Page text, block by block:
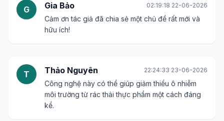
G Gia Bảo 02:19:18 22-06-2026
Cảm ơn tác giả đã chia sẻ một chủ đề rất mới và
hữu ích!
T Thảo Nguyên 22:24:33 23-06-2026
Công nghệ này có thể giúp giảm thiểu ô nhiễm
môi trường từ rác thải thực phẩm một cách đáng
kể.